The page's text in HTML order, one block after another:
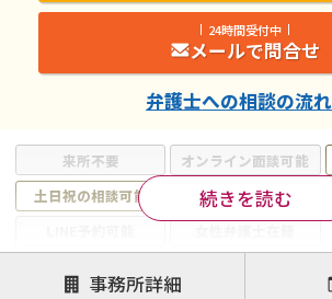
来所不要 オンライン面談可能
土日祝の相談可能
19時以降電話可能
注力案件
続きを読む
24時間受付中
メールで問合せ
弁護士への相談の流れ
事務所詳細